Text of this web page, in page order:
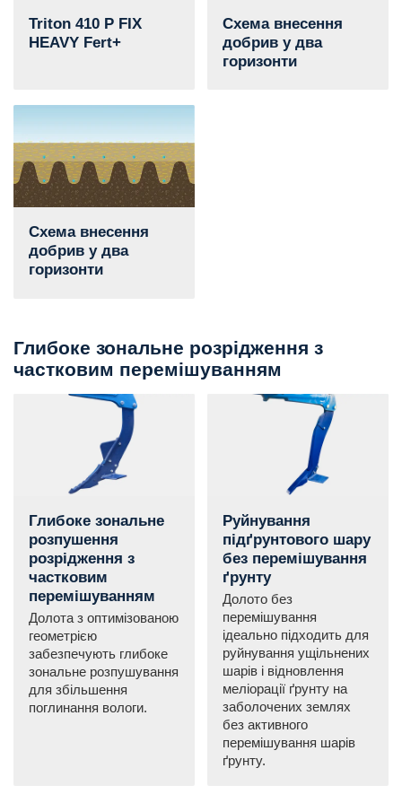
Triton 410 P FIX
HEAVY Fert+
Схема внесення
добрив у два
горизонти
Схема внесення
добрив у два
горизонти
Глибоке зональне розрідження з
частковим перемішуванням
Глибоке зональне
розпушення
розрідження з
частковим
перемішуванням
Долота з оптимізованою
геометрією
забезпечують глибоке
зональне розпушування
для збільшення
поглинання вологи.
Руйнування
підґрунтового шару
без перемішування
ґрунту
Долото без
перемішування
ідеально підходить для
руйнування ущільнених
шарів і відновлення
меліорації ґрунту на
заболочених землях
без активного
перемішування шарів
ґрунту.